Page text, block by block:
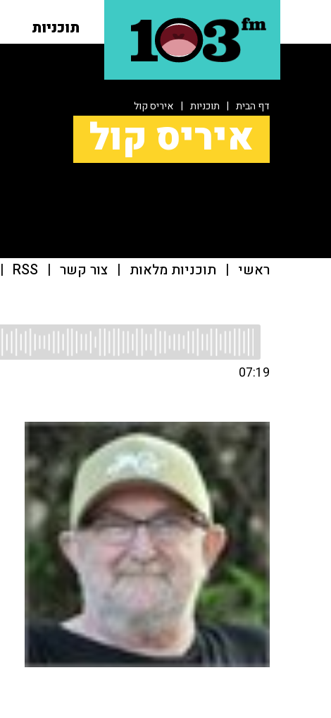
תוכניות
דף הבית | תוכניות | איריס קול
איריס קול
ראשי | תוכניות מלאות | צור קשר |
RSS
|
07:19